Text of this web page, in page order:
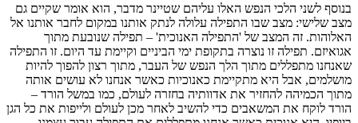
בנוסף לשני הלכי הנפש האלו עליהם שטיינר מדבר, הוא אומר שקיים גם
מצב שלישי: מצב שבו התפילה עלולה לנתק אותנו במקום לחבר אותנו אל
האלוהות. זה המצב של 'התפילה האנוכית' – תפילה שנובעת מתוך
אגואיזם. תפילה זו נוצרה בתקופת ימי הביניים וקיימת עד היום. זו התפילה
שאנחנו מתפללים מתוך הלך הנפש של העבר, מתוך רצון להפוך להיות
מושלמים, אבל היא מתקיימת כאנוכיות כאשר אנחנו לא עושים אותה
מתוך הכמיהה להחזיר את אדוותיה בחזרה לעולם, כמו במשל הורד –
הורד לוקח את המשאבים כדי להשיב לאחר מכן לעולם ולייפות את כל הגן